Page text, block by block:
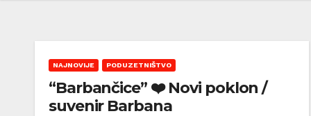
NAJNOVIJE PODUZETNIŠTVO
“Barbančice” ❤️ Novi poklon /
suvenir Barbana